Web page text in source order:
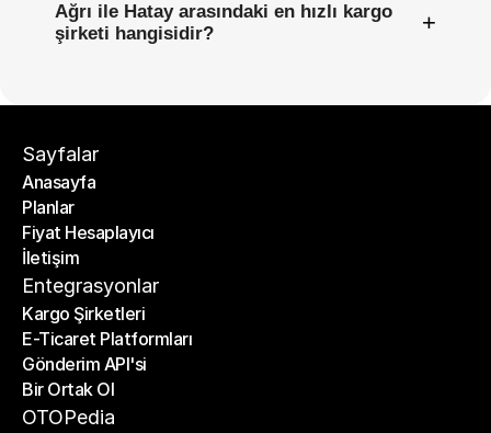
Ağrı ile Hatay arasındaki en hızlı kargo
şirketi hangisidir?
+
Sayfalar
Anasayfa
Anasayfa
Planlar
Planlar
Fiyat Hesaplayıcı
Fiyat Hesaplayıcı
İletişim
İletişim
Entegrasyonlar
Kargo Şirketleri
Kargo Şirketleri
E-Ticaret Platformları
E-Ticaret Platformları
Gönderim API'si
Gönderim API'si
Bir Ortak Ol
Bir Ortak Ol
OTOPedia